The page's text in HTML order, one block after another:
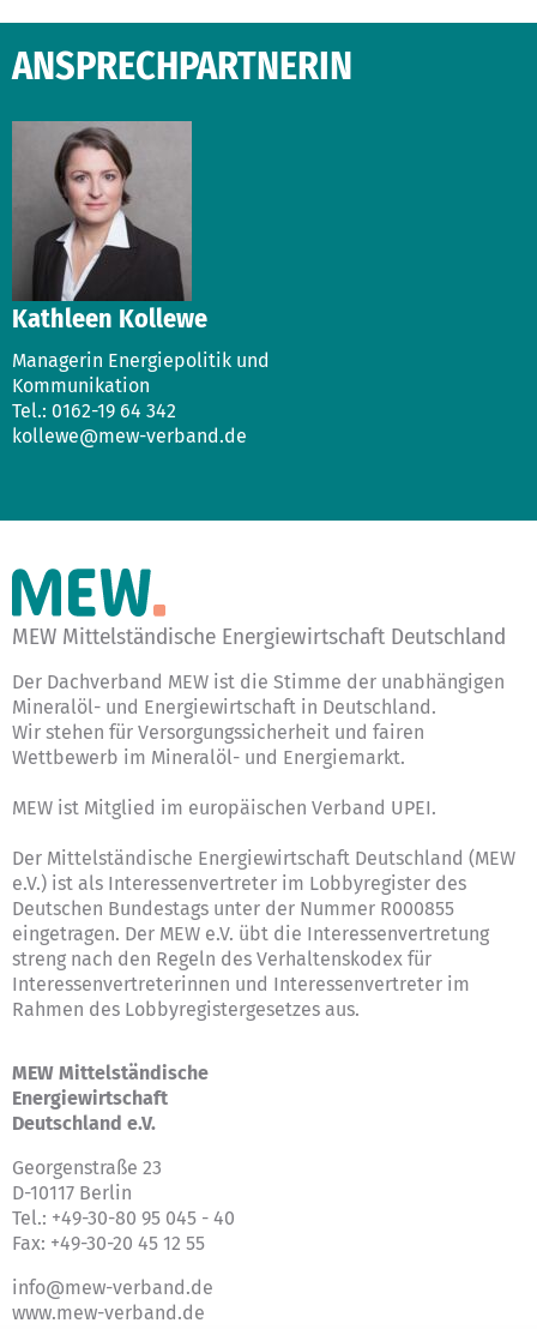
ANSPRECHPARTNERIN
Kathleen Kollewe
Managerin Energiepolitik und
Kommunikation
Tel.: 0162-19 64 342
kollewe@mew-verband.de
MEW Mittelständische Energiewirtschaft Deutschland
Der Dachverband MEW ist die Stimme der unabhängigen
Mineralöl- und Energiewirtschaft in Deutschland.
Wir stehen für Versorgungssicherheit und fairen
Wettbewerb im Mineralöl- und Energiemarkt.
MEW ist Mitglied im europäischen Verband UPEI.
Der Mittelständische Energiewirtschaft Deutschland (MEW
e.V.) ist als Interessenvertreter im Lobbyregister des
Deutschen Bundestags unter der Nummer R000855
eingetragen. Der MEW e.V. übt die Interessenvertretung
streng nach den Regeln des Verhaltenskodex für
Interessenvertreterinnen und Interessenvertreter im
Rahmen des Lobbyregistergesetzes aus.
MEW Mittelständische
Energiewirtschaft
Deutschland e.V.
Georgenstraße 23
D-10117 Berlin
Tel.: +49-30-80 95 045 - 40
Fax: +49-30-20 45 12 55
info@mew-verband.de
www.mew-verband.de